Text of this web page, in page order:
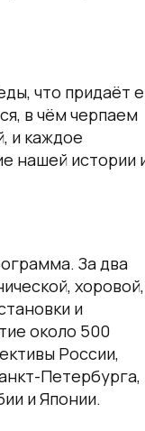
что придаёт
в чём черпаем
и каждое
нашей истории
За два
хоровой,
и
около 500
России,
Петербурга,
и Японии.